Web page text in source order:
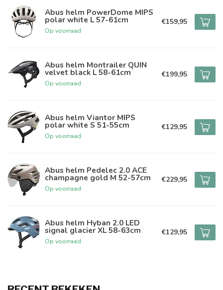
Abus helm PowerDome MIPS
polar white L 57-61cm
Op voorraad
€159,95
Abus helm Montrailer QUIN
velvet black L 58-61cm
Op voorraad
€199,95
Abus helm Viantor MIPS
polar white S 51-55cm
Op voorraad
€129,95
Abus helm Pedelec 2.0 ACE
champagne gold M 52-57cm
Op voorraad
€229,95
Abus helm Hyban 2.0 LED
signal glacier XL 58-63cm
Op voorraad
€129,95